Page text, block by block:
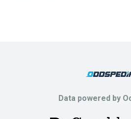
Data powered by